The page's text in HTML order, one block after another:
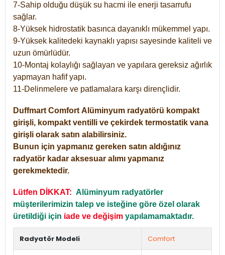
7-Sahip olduğu düşük su hacmi ile enerji tasarrufu
sağlar.
8-Yüksek hidrostatik basınca dayanıklı mükemmel yapı.
9-Yüksek kalitedeki kaynaklı yapısı sayesinde kaliteli ve
uzun ömürlüdür.
10-Montaj kolaylığı sağlayan ve yapılara gereksiz ağırlık
yapmayan hafif yapı.
11-Delinmelere ve patlamalara karşı dirençlidir.
Duffmart Comfort Alüminyum radyatörü kompakt
girişli, kompakt ventilli ve çekirdek termostatik vana
girişli olarak satın alabilirsiniz.
Bunun için yapmanız gereken satın aldığınız
radyatör kadar aksesuar alımı yapmanız
gerekmektedir.
Lütfen DİKKAT: Alüminyum radyatörler
müşterilerimizin talep ve isteğine göre özel olarak
üretildiği için iade ve değişim yapılamamaktadır.
Radyatör Modeli Comfort